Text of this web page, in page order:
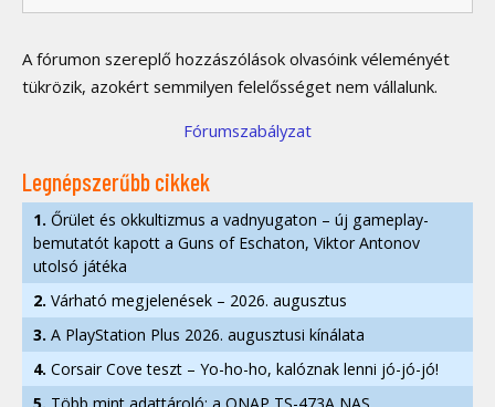
A fórumon szereplő hozzászólások olvasóink véleményét
tükrözik, azokért semmilyen felelősséget nem vállalunk.
Fórumszabályzat
Legnépszerűbb cikkek
1. Őrület és okkultizmus a vadnyugaton – új gameplay-
bemutatót kapott a Guns of Eschaton, Viktor Antonov
utolsó játéka
2. Várható megjelenések – 2026. augusztus
3. A PlayStation Plus 2026. augusztusi kínálata
4. Corsair Cove teszt – Yo-ho-ho, kalóznak lenni jó-jó-jó!